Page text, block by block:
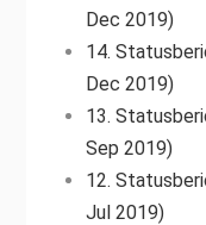
Dec 2019)
14.
Dec 2019)
13.
Sep 2019)
12.
Jul 2019)